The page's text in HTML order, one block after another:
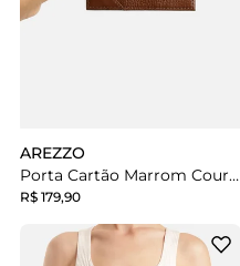
AREZZO
Porta Cartão Marrom Couro Pequena Metais
R$ 179,90